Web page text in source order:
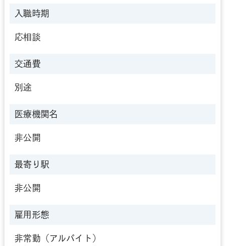
入職時期
応相談
交通費
別途
医療機関名
非公開
最寄り駅
非公開
雇用形態
非常勤（アルバイト）